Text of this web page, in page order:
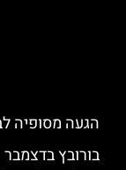
הגעה מסופיה
בורובץ בדצמבר